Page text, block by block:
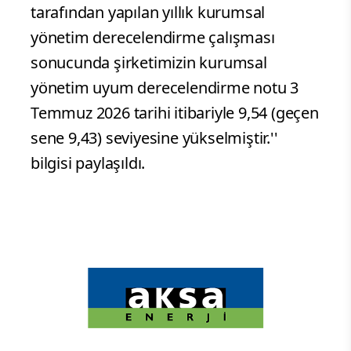
tarafından yapılan yıllık kurumsal
yönetim derecelendirme çalışması
sonucunda şirketimizin kurumsal
yönetim uyum derecelendirme notu 3
Temmuz 2026 tarihi itibariyle 9,54 (geçen
sene 9,43) seviyesine yükselmiştir.''
bilgisi paylaşıldı.